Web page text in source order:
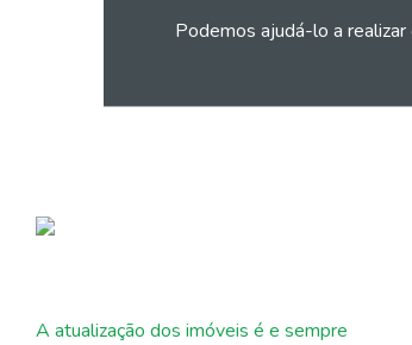
Podemos ajudá-lo a
A atualização dos imóveis é e sempre